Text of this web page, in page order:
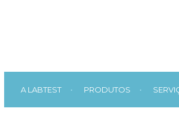
A LABTEST • PRODUTOS •